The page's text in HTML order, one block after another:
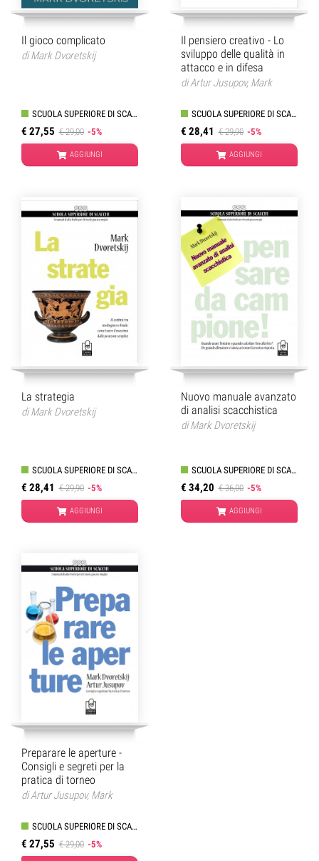
Il gioco complicato
diMark Dvoretskij
SCUOLA SUPERIORE DI SCACCHI
€ 27,55 € 29,00 -5%
AGGIUNGI
Il pensiero creativo - Lo
sviluppo delle qualità in
attacco e in difesa
diArtur Jusupov, Mark
SCUOLA SUPERIORE DI SCACCHI
€ 28,41 € 29,90 -5%
AGGIUNGI
La strategia
diMark Dvoretskij
SCUOLA SUPERIORE DI SCACCHI
€ 28,41 € 29,90 -5%
AGGIUNGI
Nuovo manuale avanzato
di analisi scacchistica
diMark Dvoretskij
SCUOLA SUPERIORE DI SCACCHI
€ 34,20 € 36,00 -5%
AGGIUNGI
Preparare le aperture -
Consigli e segreti per la
pratica di torneo
diArtur Jusupov, Mark
SCUOLA SUPERIORE DI SCACCHI
€ 27,55 € 29,00 -5%